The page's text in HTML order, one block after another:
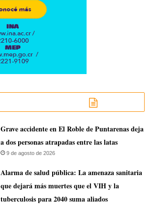
Grave accidente en El Roble de Puntarenas deja
a dos personas atrapadas entre las latas
9 de agosto de 2026
​Alarma de salud pública: La amenaza sanitaria
que dejará más muertes que el VIH y la
tuberculosis para 2040 suma aliados